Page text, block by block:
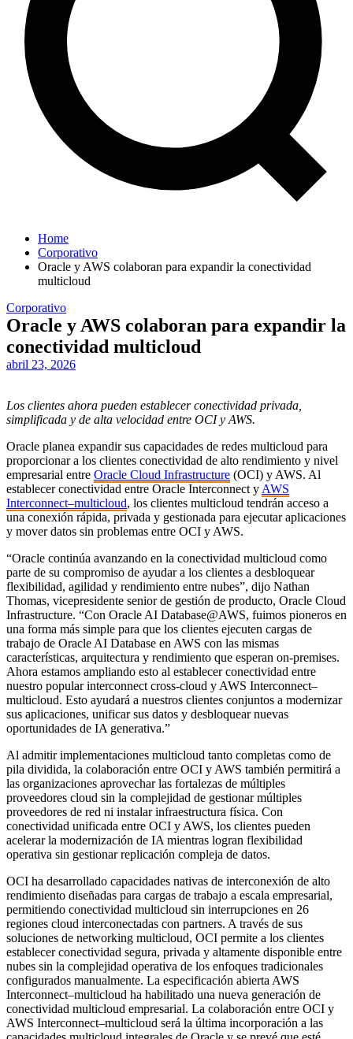
Home
Corporativo
Oracle y AWS colaboran para expandir la conectividad
multicloud
Corporativo
Oracle y AWS colaboran para expandir la
conectividad multicloud
abril 23, 2026
Los clientes ahora pueden establecer conectividad privada,
simplificada y de alta velocidad entre OCI y AWS.
Oracle planea expandir sus capacidades de redes multicloud para
proporcionar a los clientes conectividad de alto rendimiento y nivel
empresarial entre Oracle Cloud Infrastructure (OCI) y AWS. Al
establecer conectividad entre Oracle Interconnect y AWS
Interconnect–multicloud, los clientes multicloud tendrán acceso a
una conexión rápida, privada y gestionada para ejecutar aplicaciones
y mover datos sin problemas entre OCI y AWS.
“Oracle continúa avanzando en la conectividad multicloud como
parte de su compromiso de ayudar a los clientes a desbloquear
flexibilidad, agilidad y rendimiento entre nubes”, dijo Nathan
Thomas, vicepresidente senior de gestión de producto, Oracle Cloud
Infrastructure. “Con Oracle AI Database@AWS, fuimos pioneros en
una forma más simple para que los clientes ejecuten cargas de
trabajo de Oracle AI Database en AWS con las mismas
características, arquitectura y rendimiento que esperan on-premises.
Ahora estamos ampliando esto al establecer conectividad entre
nuestro popular interconnect cross-cloud y AWS Interconnect–
multicloud. Esto ayudará a nuestros clientes conjuntos a modernizar
sus aplicaciones, unificar sus datos y desbloquear nuevas
oportunidades de IA generativa.”
Al admitir implementaciones multicloud tanto completas como de
pila dividida, la colaboración entre OCI y AWS también permitirá a
las organizaciones aprovechar las fortalezas de múltiples
proveedores cloud sin la complejidad de gestionar múltiples
proveedores de red ni instalar infraestructura física. Con
conectividad unificada entre OCI y AWS, los clientes pueden
acelerar la modernización de IA mientras logran flexibilidad
operativa sin gestionar replicación compleja de datos.
OCI ha desarrollado capacidades nativas de interconexión de alto
rendimiento diseñadas para cargas de trabajo a escala empresarial,
permitiendo conectividad multicloud sin interrupciones en 26
regiones cloud interconectadas con partners. A través de sus
soluciones de networking multicloud, OCI permite a los clientes
establecer conectividad segura, privada y altamente disponible entre
nubes sin la complejidad operativa de los enfoques tradicionales
configurados manualmente. La especificación abierta AWS
Interconnect–multicloud ha habilitado una nueva generación de
conectividad multicloud empresarial. La colaboración entre OCI y
AWS Interconnect–multicloud será la última incorporación a las